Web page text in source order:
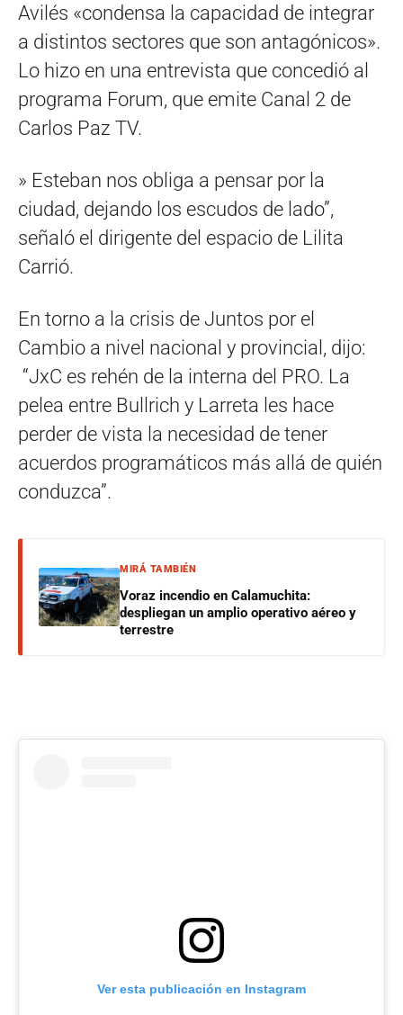
Avilés «condensa la capacidad de integrar
a distintos sectores que son antagónicos».
Lo hizo en una entrevista que concedió al
programa Forum, que emite Canal 2 de
Carlos Paz TV.
» Esteban nos obliga a pensar por la
ciudad, dejando los escudos de lado”,
señaló el dirigente del espacio de Lilita
Carrió.
En torno a la crisis de Juntos por el
Cambio a nivel nacional y provincial, dijo:
“JxC es rehén de la interna del PRO. La
pelea entre Bullrich y Larreta les hace
perder de vista la necesidad de tener
acuerdos programáticos más allá de quién
conduzca”.
MIRÁ TAMBIÉN
Voraz incendio en Calamuchita:
despliegan un amplio operativo aéreo y
terrestre
Ver esta publicación en Instagram